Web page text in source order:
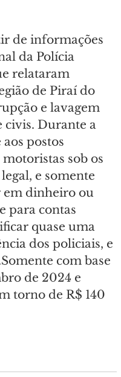
de informações
da Polícia
relataram
de Piraí do
e lavagem
civis. Durante a
postos
sob os
e somente
em dinheiro ou
para contas
quase uma
dos policiais, e
com base
de 2024 e
torno de R$ 140